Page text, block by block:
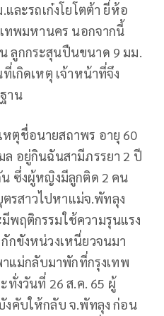
ละรถเก๋งโยโตต้า ยี่ห้อ
ทพมหานคร นอกจากนี้
ลูกกระสุนปืนขนาด 9 มม.
เกิดเหตุ เจ้าหน้าที่จึง
าน
ตุชื่อนายสถาพร อายุ 60
อยู่กินฉันสามีภรรยา 2 ปี
ซึ่งผู้หญิงมีลูกติด 2 คน
รสาวไปหาแม่จ.พัทลุง
พฤติกรรมใช้ความรุนแรง
กขังหน่วงเหนี่ยวจนมา
แม่กลับมาพักที่กรุงเทพ
ทั่งวันที่ 26 ส.ค. 65 ผู้
งคับให้กลับ จ.พัทลุง ก่อน